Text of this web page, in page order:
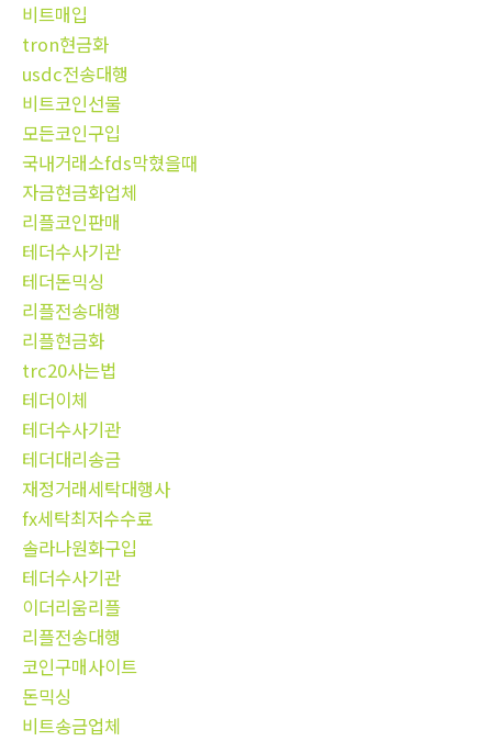
비트매입
tron현금화
usdc전송대행
비트코인선물
모든코인구입
국내거래소fds막혔을때
자금현금화업체
리플코인판매
테더수사기관
테더돈믹싱
리플전송대행
리플현금화
trc20사는법
테더이체
테더수사기관
테더대리송금
재정거래세탁대행사
fx세탁최저수수료
솔라나원화구입
테더수사기관
이더리움리플
리플전송대행
코인구매사이트
돈믹싱
비트송금업체